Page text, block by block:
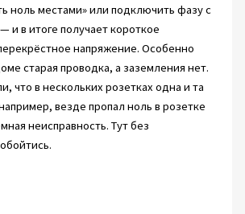
ноль местами» или подключить фазу с
и в итоге получает короткое
напряжение. Особенно
старая проводка, а заземления нет.
что в нескольких розетках одна и та
везде пропал ноль в розетке
неисправность. Тут без